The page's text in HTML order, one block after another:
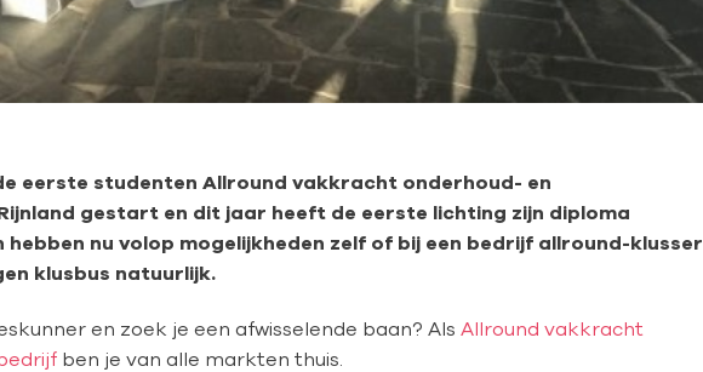
eerste studenten Allround vakkracht onderhoud- en
gestart en dit jaar heeft de eerste lichting zijn diploma
hebben nu volop mogelijkheden zelf of bij een bedrijf allround-klusser
klusbus natuurlijk.
en zoek je een afwisselende baan? Als Allround vakkracht
ben je van alle markten thuis.